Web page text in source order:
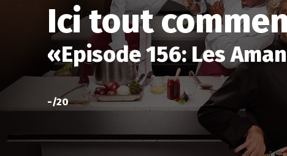
Ici tout
«Episode 156: Les
-/20